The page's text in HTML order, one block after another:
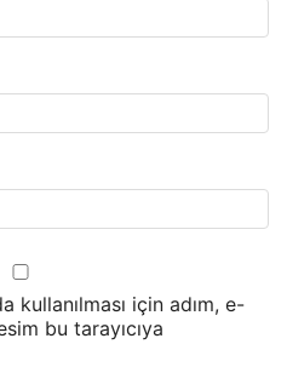
kullanılması için adım, e-
bu tarayıcıya